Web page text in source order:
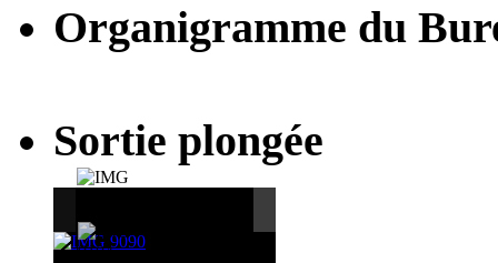
Organigramme du
Sortie plongée